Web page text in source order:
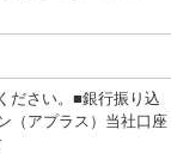
ださい。■銀行振り込
（アプラス）当社口座